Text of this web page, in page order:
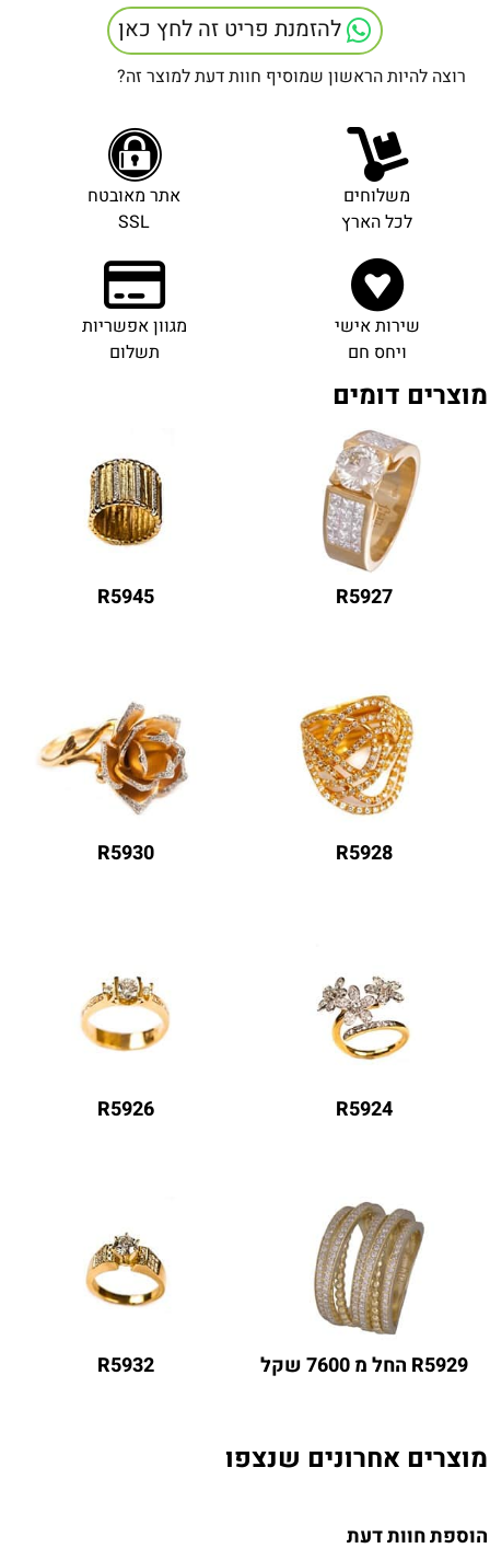
להזמנת פריט זה לחץ כאן
רוצה להיות הראשון שמוסיף חוות דעת למוצר זה?
משלוחים
לכל הארץ
אתר מאובטח
SSL
שירות אישי
ויחס חם
מגוון אפשריות
תשלום
מוצרים דומים
R5927
R5945
R5928
R5930
R5924
R5926
R5929 החל מ 7600 שקל R5932
מוצרים אחרונים שנצפו
הוספת חוות דעת